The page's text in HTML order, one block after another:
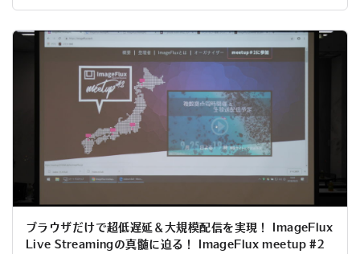
ブラウザだけで超低遅延＆大規模配信を実現！ ImageFlux
Live Streamingの真髄に迫る！ ImageFlux meetup #2